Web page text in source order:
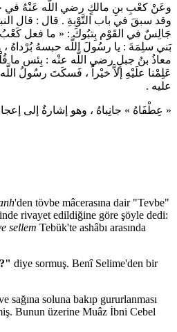
وعَنْ كعْبِ بنِ مالكٍ رضي اللَّه عَنْهُ في
وقد سبقَ في باب التَّوْبةِ . قال : قال
جَالِسٌ في القَوْم بِتبُوكَ : « ما فعل
بَني سلِمَةَ : يا رسُولَ اللَّه حبسهُ بُرْداهُ
معاذُ بنُ جبلٍ رضي اللَّه عنْه : بِئس ما
عَلِمْنا علَيْهِ إلاَّ خيْراً ، فَسكَتَ رسُولُ
عليه .
« عِطْفَاهُ » جانِباهُ ، وهو إشارةٌ إلى
'den tövbe mâcerasına dair "Tevbe"
rivayet edildiğine göre şöyle dedi:
sellem Tebük'te ashâbı arasında
diye sormuş. Benî Selime'den bir
sağına soluna bakıp gururlanması
Bunun üzerine Muâz İbni Cebel